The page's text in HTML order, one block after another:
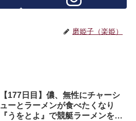
磨姫子（楽姫）
【177日目】儂、無性にチャーシ
ューとラーメンが食べたくなり
『うをとよ』で競艇ラーメンを食